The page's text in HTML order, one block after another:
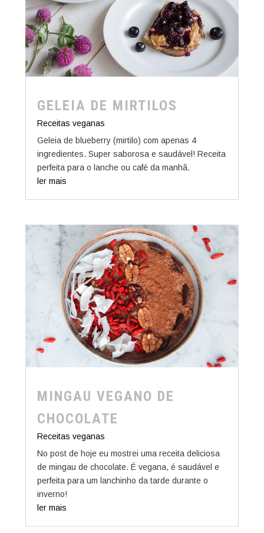
GELEIA DE MIRTILOS
Receitas veganas
Geleia de blueberry (mirtilo) com apenas 4
ingredientes. Super saborosa e saudável! Receita
perfeita para o lanche ou café da manhã.
ler mais
MINGAU VEGANO DE
CHOCOLATE
Receitas veganas
No post de hoje eu mostrei uma receita deliciosa
de mingau de chocolate. É vegana, é saudável e
perfeita para um lanchinho da tarde durante o
inverno!
ler mais